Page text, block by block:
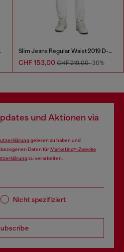
Vyl Slim Jeans Regular Waist 2019 D-Strukt
CHF 153,00 CHF 219,00-30%
und Aktionen via
gelesen zu haben und
Daten fürMarketing*-Zwecke
zu verarbeiten.
Nicht spezifiziert